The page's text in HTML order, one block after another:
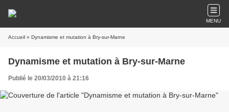
MENU
Accueil » Dynamisme et mutation à Bry-sur-Marne
Dynamisme et mutation à Bry-sur-Marne
Publié le 20/03/2010 à 21:16